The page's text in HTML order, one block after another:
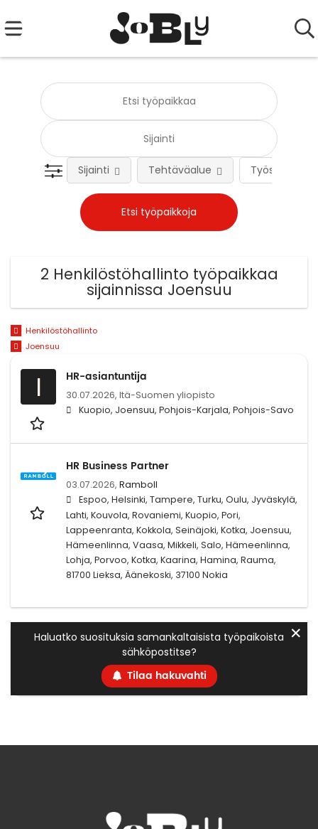
Työsuhteen
Sijainti Tehtäväalue
2 Henkilöstöhallinto työpaikkaa
sijainnissa Joensuu
Henkilöstöhallinto
Joensuu
I HR-asiantuntija
30.07.2026, Itä-Suomen yliopisto
Kuopio, Joensuu, Pohjois-Karjala, Pohjois-Savo
HR Business Partner
03.07.2026, Ramboll
Espoo, Helsinki, Tampere, Turku, Oulu, Jyväskylä,
Lahti, Kouvola, Rovaniemi, Kuopio, Pori,
Lappeenranta, Kokkola, Seinäjoki, Kotka, Joensuu,
Hämeenlinna, Vaasa, Mikkeli, Salo, Hämeenlinna,
Lohja, Porvoo, Kotka, Kaarina, Hamina, Rauma,
81700 Lieksa, Äänekoski, 37100 Nokia
Haluatko suosituksia samankaltaisista työpaikoista
sähköpostitse?
Tilaa hakuvahti
✕